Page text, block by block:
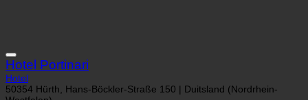
Hotel Portinari
Hotel
50354 Hürth, Hans-Böckler-Straße 150 | Duitsland (Nordrhein-